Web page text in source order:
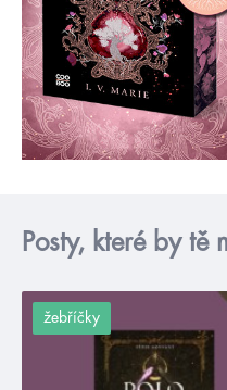
Posty, které by tě
žebříčky